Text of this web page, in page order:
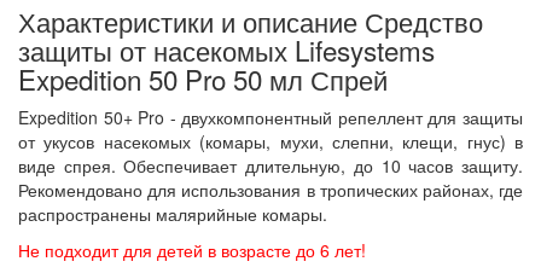
Характеристики и описание Средство
защиты от насекомых Lifesystems
Expedition 50 Pro 50 мл Спрей
Expedition 50+ Pro - двухкомпонентный репеллент для защиты
от укусов насекомых (комары, мухи, слепни, клещи, гнус) в
виде спрея. Обеспечивает длительную, до 10 часов защиту.
Рекомендовано для использования в тропических районах, где
распространены малярийные комары.
Не подходит для детей в возрасте до 6 лет!